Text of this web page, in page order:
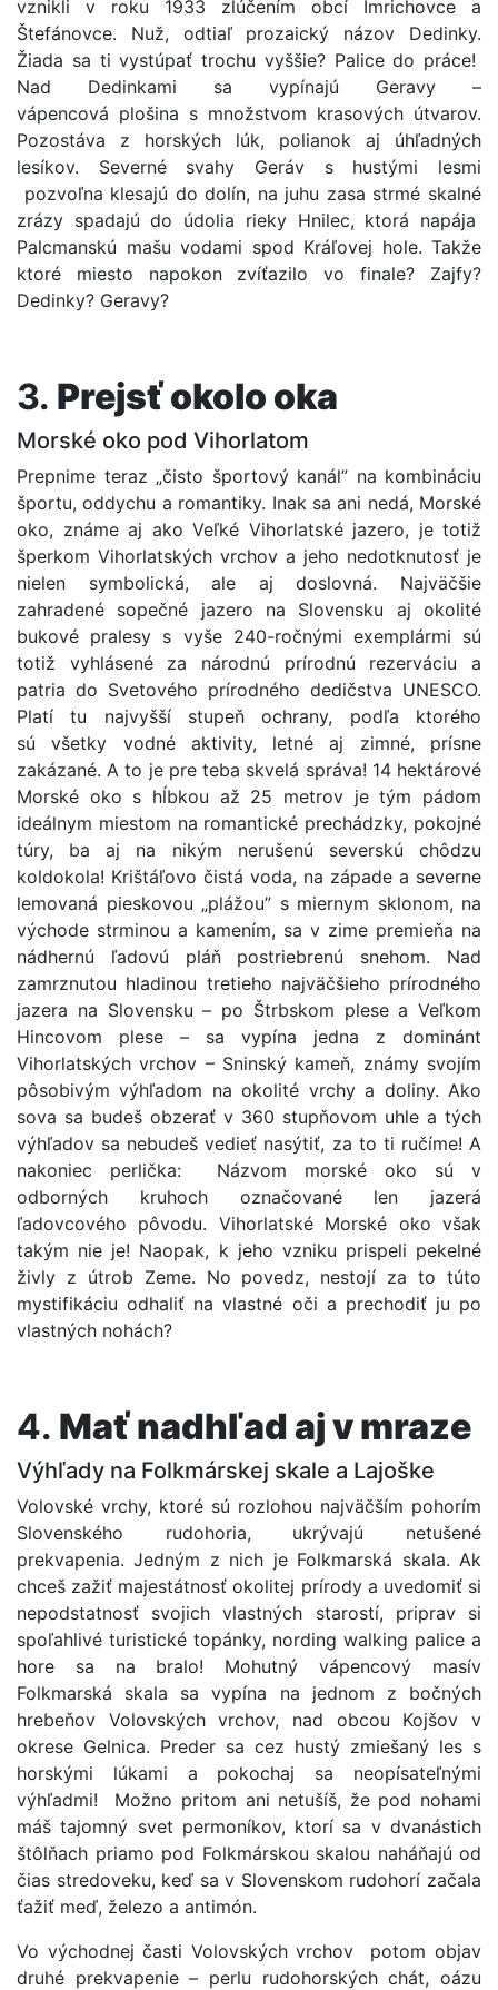
vznikli v roku 1933 zlúčením obcí Imrichovce a
Štefánovce. Nuž, odtiaľ prozaický názov Dedinky.
Žiada sa ti vystúpať trochu vyššie? Palice do práce!
Nad Dedinkami sa vypínajú Geravy –
vápencová plošina s množstvom krasových útvarov.
Pozostáva z horských lúk, polianok aj úhľadných
lesíkov. Severné svahy Geráv s hustými lesmi
pozvoľna klesajú do dolín, na juhu zasa strmé skalné
zrázy spadajú do údolia rieky Hnilec, ktorá napája
Palcmanskú mašu vodami spod Kráľovej hole. Takže
ktoré miesto napokon zvíťazilo vo finale? Zajfy?
Dedinky? Geravy?
3. Prejsť okolo oka
Morské oko pod Vihorlatom
Prepnime teraz „čisto športový kanál” na kombináciu
športu, oddychu a romantiky. Inak sa ani nedá, Morské
oko, známe aj ako Veľké Vihorlatské jazero, je totiž
šperkom Vihorlatských vrchov a jeho nedotknutosť je
nielen symbolická, ale aj doslovná. Najväčšie
zahradené sopečné jazero na Slovensku aj okolité
bukové pralesy s vyše 240-ročnými exemplármi sú
totiž vyhlásené za národnú prírodnú rezerváciu a
patria do Svetového prírodného dedičstva UNESCO.
Platí tu najvyšší stupeň ochrany, podľa ktorého
sú všetky vodné aktivity, letné aj zimné, prísne
zakázané. A to je pre teba skvelá správa! 14 hektárové
Morské oko s hĺbkou až 25 metrov je tým pádom
ideálnym miestom na romantické prechádzky, pokojné
túry, ba aj na nikým nerušenú severskú chôdzu
koldokola! Krištáľovo čistá voda, na západe a severne
lemovaná pieskovou „plážou” s miernym sklonom, na
východe strminou a kamením, sa v zime premieňa na
nádhernú ľadovú pláň postriebrenú snehom. Nad
zamrznutou hladinou tretieho najväčšieho prírodného
jazera na Slovensku – po Štrbskom plese a Veľkom
Hincovom plese – sa vypína jedna z dominánt
Vihorlatských vrchov – Sninský kameň, známy svojím
pôsobivým výhľadom na okolité vrchy a doliny. Ako
sova sa budeš obzerať v 360 stupňovom uhle a tých
výhľadov sa nebudeš vedieť nasýtiť, za to ti ručíme! A
nakoniec perlička: Názvom morské oko sú v
odborných kruhoch označované len jazerá
ľadovcového pôvodu. Vihorlatské Morské oko však
takým nie je! Naopak, k jeho vzniku prispeli pekelné
živly z útrob Zeme. No povedz, nestojí za to túto
mystifikáciu odhaliť na vlastné oči a prechodiť ju po
vlastných nohách?
4. Mať nadhľad aj v mraze
Výhľady na Folkmárskej skale a Lajoške
Volovské vrchy, ktoré sú rozlohou najväčším pohorím
Slovenského rudohoria, ukrývajú netušené
prekvapenia. Jedným z nich je Folkmarská skala. Ak
chceš zažiť majestátnosť okolitej prírody a uvedomiť si
nepodstatnosť svojich vlastných starostí, priprav si
spoľahlivé turistické topánky, nording walking palice a
hore sa na bralo! Mohutný vápencový masív
Folkmarská skala sa vypína na jednom z bočných
hrebeňov Volovských vrchov, nad obcou Kojšov v
okrese Gelnica. Preder sa cez hustý zmiešaný les s
horskými lúkami a pokochaj sa neopísateľnými
výhľadmi! Možno pritom ani netušíš, že pod nohami
máš tajomný svet permoníkov, ktorí sa v dvanástich
štôlňach priamo pod Folkmárskou skalou naháňajú od
čias stredoveku, keď sa v Slovenskom rudohorí začala
ťažiť meď, železo a antimón.
Vo východnej časti Volovských vrchov potom objav
druhé prekvapenie – perlu rudohorských chát, oázu